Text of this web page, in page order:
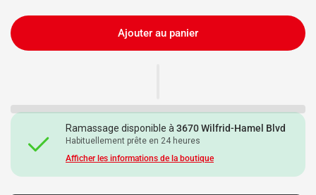
Ajouter au panier
Ramassage disponible à3670 Wilfrid-Hamel Blvd
Habituellement prête en 24 heures
Afficher les informations de la boutique